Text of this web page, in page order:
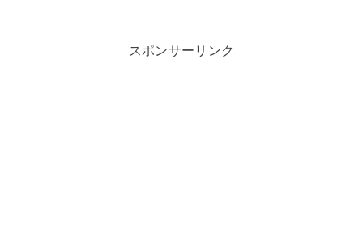
スポンサーリンク